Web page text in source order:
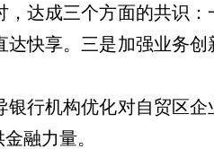
达成三个方面的共识：
快享。三是加强业务创
行机构优化对自贸区企
融力量。